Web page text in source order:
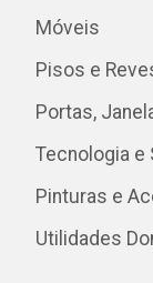
Móveis
Pisos e
Portas,
Tecnologia e
Pinturas e
Utilidades